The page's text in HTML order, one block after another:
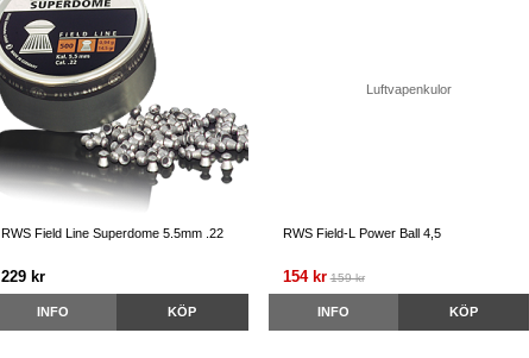
RWS Field Line Superdome 5.5mm .22
229 kr
INFO KÖP
RWS Field-L Power Ball 4,5
154 kr 159 kr
INFO KÖP